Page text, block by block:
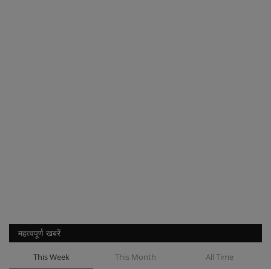
महत्वपूर्ण खबरें
This Week This Month All Time